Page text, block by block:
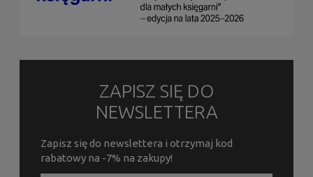
ZAPISZ SIĘ DO
NEWSLETTERA
Zapisz się do newslettera i otrzymaj kod
rabatowy na -7% na zakupy!